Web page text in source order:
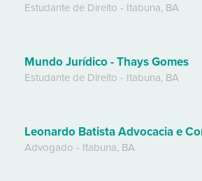
Estudante de Direito - Itabuna, BA
Mundo Jurídico - Thays Gomes
Estudante de Direito - Itabuna, BA
Advogado - Itabuna, BA